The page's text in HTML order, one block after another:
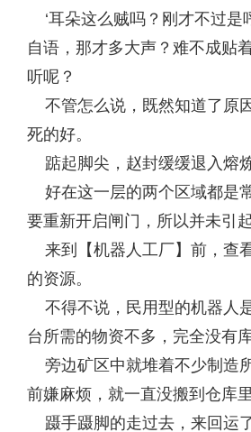
‘耳朵这么贼吗？刚才不过是
自语，那才多大声？难不成贴
听呢？
不管怎么说，既然知道了原
死的好。
踮起脚尖，赵封缓缓退入熔炼
好在这一层的两个区域都是
要重新开启闸门，所以并未引
来到【机器人工厂】前，查
的资源。
不得不说，民用型的机器人
台所需的物资不多，完全没有
旁边矿区中就堆着不少制造
前嫌麻烦，就一直没搬到仓库里
蹑手蹑脚的走过去，来回运